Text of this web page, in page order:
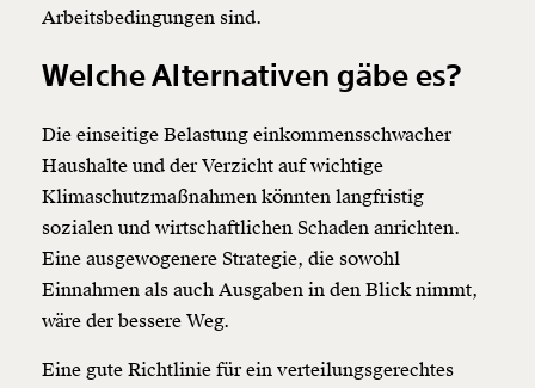
Arbeitsbedingungen sind.
Welche Alternativen gäbe es?
Die einseitige Belastung einkommensschwacher
Haushalte und der Verzicht auf wichtige
Klimaschutzmaßnahmen könnten langfristig
sozialen und wirtschaftlichen Schaden anrichten.
Eine ausgewogenere Strategie, die sowohl
Einnahmen als auch Ausgaben in den Blick nimmt,
wäre der bessere Weg.
Eine gute Richtlinie für ein verteilungsgerechtes